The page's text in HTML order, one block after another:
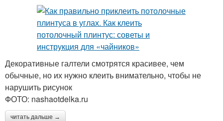
Декоративные галтели смотрятся красивее, чем
обычные, но их нужно клеить внимательно, чтобы не
нарушить рисунок
ФОТО: nashaotdelka.ru
читать дальше →